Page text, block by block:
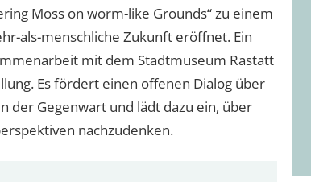
Moss on worm-like Grounds“ zu einem
als-menschliche Zukunft eröffnet. Ein
mit dem Stadtmuseum Rastatt
Es fördert einen offenen Dialog über
der Gegenwart und lädt dazu ein, über
nachzudenken.